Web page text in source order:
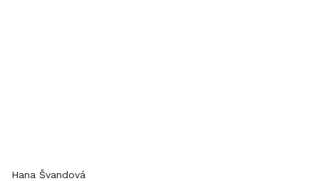
Hana Švandová